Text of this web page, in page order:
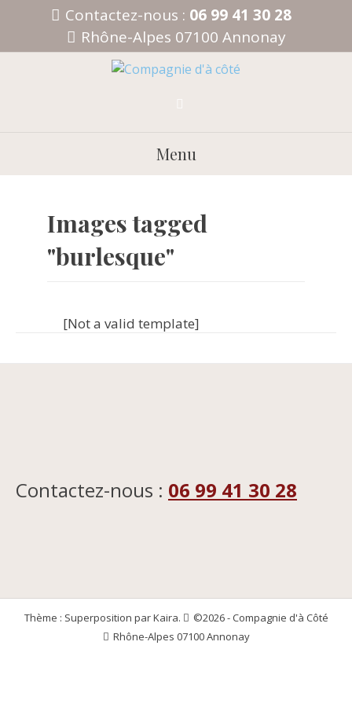
Contactez-nous : 06 99 41 30 28
Rhône-Alpes 07100 Annonay
Menu
Images tagged
"burlesque"
[Not a valid template]
Contactez-nous : 06 99 41 30 28
Thème : Superposition parKaira.
©2026 - Compagnie d'à Côté
Rhône-Alpes 07100 Annonay